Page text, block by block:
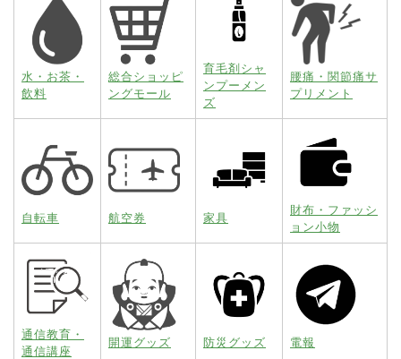
水・お茶・
飲料
総合ショッピ
ングモール
育毛剤シャ
ンプーメン
ズ
腰痛・関節痛サ
プリメント
自転車 航空券 家具
財布・ファッシ
ョン小物
通信教育・
通信講座
開運グッズ 防災グッズ 電報